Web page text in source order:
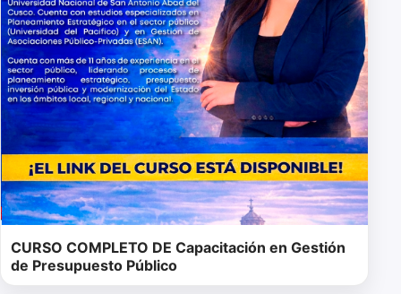
CURSO COMPLETO DE Capacitación en Gestión
de Presupuesto Público